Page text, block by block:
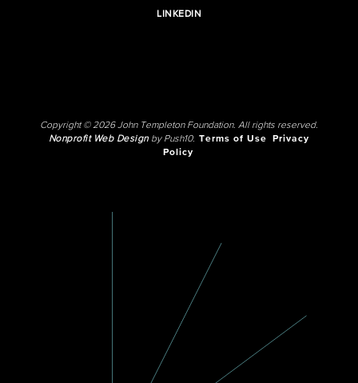
LINKEDIN
Copyright © 2026 John Templeton Foundation. All rights reserved.
Nonprofit Web Designby Push10. Terms of Use
Privacy
Policy